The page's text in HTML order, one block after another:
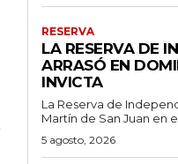
RESERVA
LA RESERVA DE
ARRASÓ EN
INVICTA
La Reserva de
Martín de San Juan en
5 agosto, 2026